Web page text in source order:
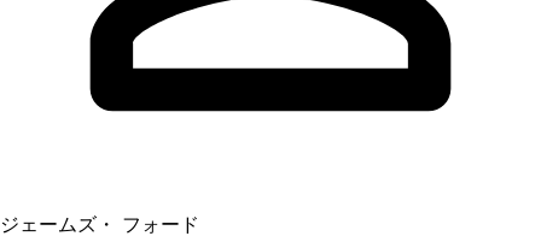
ジェームズ・ フォード